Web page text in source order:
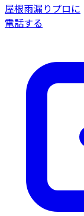
屋根雨漏りプロに
電話する